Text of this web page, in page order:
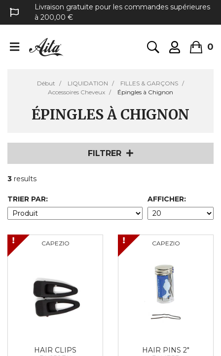
Livraison gratuite pour les commandes supérieures
à 200,00 €
0
Début LIQUIDATION
FILLES & GARÇONS
Accessoires Cheveux
Épingles à Chignon
ÉPINGLES À CHIGNON
FILTRER
3 results
TRIER PAR: AFFICHER:
CAPEZIO
HAIR CLIPS
CAPEZIO
HAIR PINS 2"